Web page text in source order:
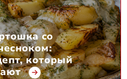
со
который